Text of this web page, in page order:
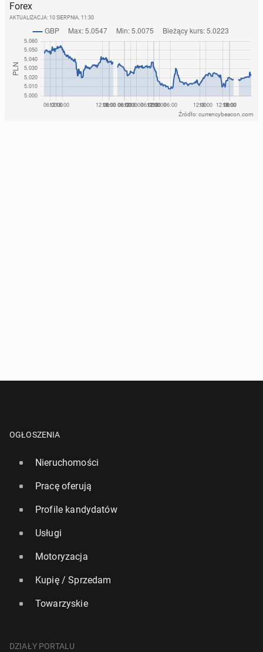
Forex
AKTUALIZACJA: 10 SIERPNIA, 11:30
Źródło: currencybeacon.com
OGŁOSZENIA
Nieruchomości
Pracę oferują
Profile kandydatów
Usługi
Motoryzacja
Kupię / Sprzedam
Towarzyskie
DZIAŁY PORTALU